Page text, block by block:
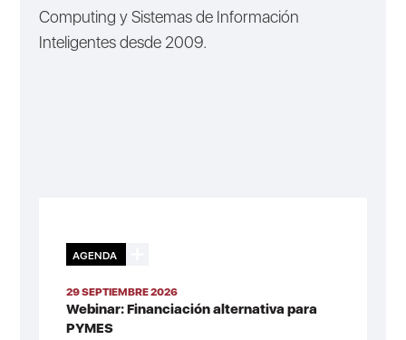
Computing y Sistemas de Información
Inteligentes desde 2009.
AGENDA
29 SEPTIEMBRE 2026
Webinar: Financiación alternativa para
PYMES